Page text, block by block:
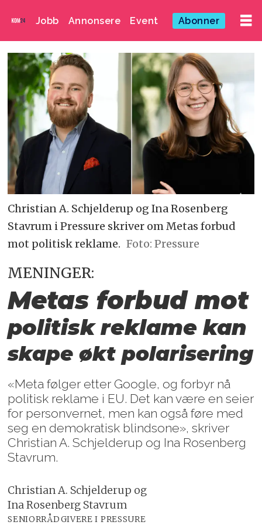
Jobb Annonsere Event Abonner
Christian A. Schjelderup og Ina Rosenberg
Stavrum i Pressure skriver om Metas forbud
mot politisk reklame. Foto: Pressure
MENINGER:
Metas forbud mot
politisk reklame kan
skape økt polarisering
«Meta følger etter Google, og forbyr nå
politisk reklame i EU. Det kan være en seier
for personvernet, men kan også føre med
seg en demokratisk blindsone», skriver
Christian A. Schjelderup og Ina Rosenberg
Stavrum.
Christian A. Schjelderup og
Ina Rosenberg Stavrum
SENIORRÅDGIVERE I PRESSURE